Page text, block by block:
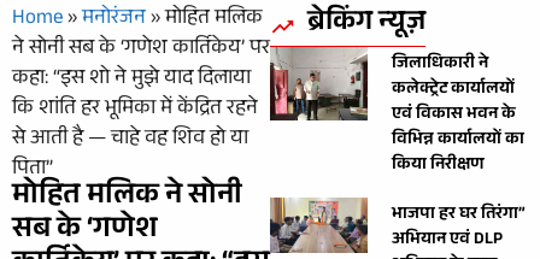
Home»मनोरंजन»मोहित मलिक
ने सोनी सब के ‘गणेश कार्तिकेय’ पर
कहा: “इस शो ने मुझे याद दिलाया
कि शांति हर भूमिका में केंद्रित रहने
से आती है — चाहे वह शिव हो या
पिता”
मोहित मलिक ने सोनी
सब के ‘गणेश
ब्रेकिंग न्यूज़
जिलाधिकारी ने
कलेक्ट्रेट कार्यालयों
एवं विकास भवन के
विभिन्न कार्यालयों का
किया निरीक्षण
भाजपा हर घर तिरंगा”
अभियान एवं DLP